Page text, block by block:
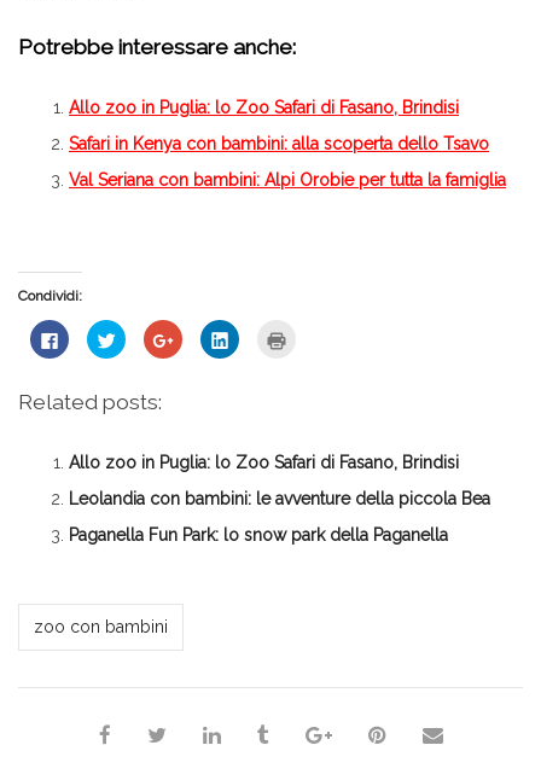
Potrebbe interessare anche:
Allo zoo in Puglia: lo Zoo Safari di Fasano, Brindisi
Safari in Kenya con bambini: alla scoperta dello Tsavo
Val Seriana con bambini: Alpi Orobie per tutta la famiglia
Condividi:
Fai
clic
su
Facebook
una
finestra)
Fai
clic
condividere
su
apre
in
nuova
finestra)
Fai
clic
apre
in
nuova
finestra)
Fai
clic
apre
in
nuova
finestra)
una
nuova
Related posts:
Allo zoo in Puglia: lo Zoo Safari di Fasano, Brindisi
Leolandia con bambini: le avventure della piccola Bea
Paganella Fun Park: lo snow park della Paganella
*Daria*
zoo con bambini